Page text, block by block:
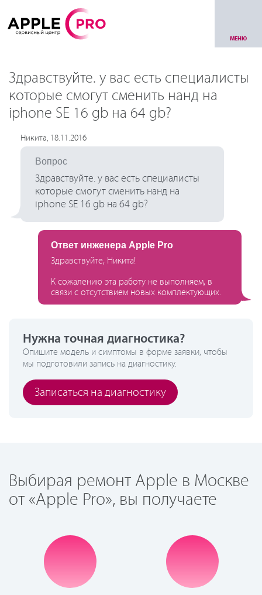
МЕНЮ
Здравствуйте. у вас есть специалисты
которые смогут сменить нанд на
iphone SE 16 gb на 64 gb?
Никита, 18.11.2016
Вопрос
Здравствуйте. у вас есть специалисты
которые смогут сменить нанд на
iphone SE 16 gb на 64 gb?
Ответ инженера Apple Pro
Здравствуйте, Никита!
К сожалению эта работу не выполняем, в
связи с отсутствием новых комплектующих.
Нужна точная диагностика?
Опишите модель и симптомы в форме заявки, чтобы
мы подготовили запись на диагностику.
Записаться на диагностику
Выбирая ремонт Apple в Москве
от «Apple Pro», вы получаете